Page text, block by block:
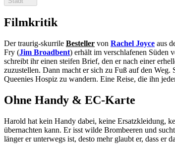
Filmkritik
Der traurig-skurrile Besteller von Rachel Joyce aus
Fry (Jim Broadbent) erhält im verschlafenen Süden
schreibt ihr einen steifen Brief, den er nach einer
zuzustellen. Dann macht er sich zu Fuß auf den Weg.
Queenies Hospiz zu wandern. Eine Reise, die ihn
Ohne Handy & EC-Karte
Harold hat kein Handy dabei, keine Ersatzkleidung,
übernachten kann. Er isst wilde Brombeeren und
länger er unterwegs ist, desto mehr glaubt er, dass er